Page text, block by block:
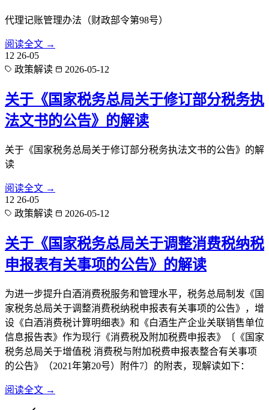
代理记账管理办法（财政部令第98号）
阅读全文 →
12 26-05
政策解读
2026-05-12
关于《国家税务总局关于修订部分税务执
法文书的公告》的解读
关于《国家税务总局关于修订部分税务执法文书的公告》的解
读
阅读全文 →
12 26-05
政策解读
2026-05-12
关于《国家税务总局关于调整消费税纳税
申报表有关事项的公告》的解读
为进一步提升白酒消费税服务和管理水平，税务总局制发《国
家税务总局关于调整消费税纳税申报表有关事项的公告》，增
设《白酒消费税计算明细表》和《白酒生产企业关联销售单位
信息报告表》作为现行《消费税及附加税费申报表》〔《国家
税务总局关于增值税 消费税与附加税费申报表整合有关事项
的公告》（2021年第20号）附件7〕的附表，现解读如下：
阅读全文 →